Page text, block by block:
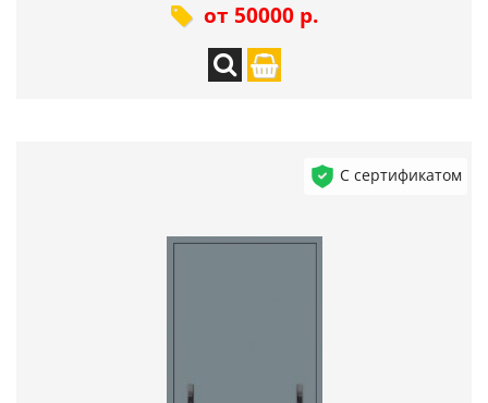
от 50000 р.
С сертификатом